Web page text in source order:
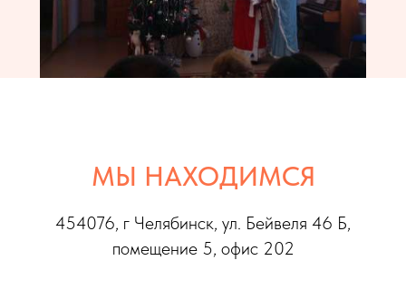
МЫ НАХОДИМСЯ
454076, г Челябинск, ул. Бейвеля 46 Б,
помещение 5, офис 202